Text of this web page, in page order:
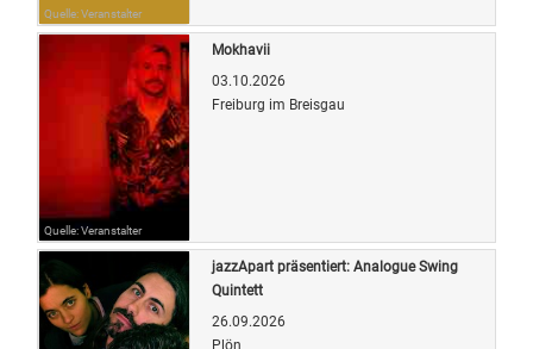
Quelle: Veranstalter
Quelle: Veranstalter
Mokhavii
03.10.2026
Freiburg im Breisgau
jazzApart präsentiert: Analogue Swing
Quintett
26.09.2026
Plön